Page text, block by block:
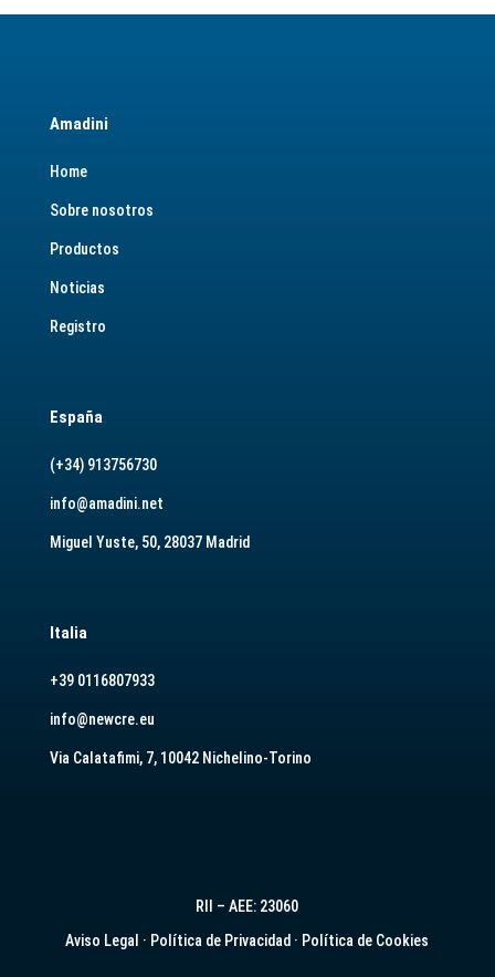
Amadini
Home
Sobre nosotros
Productos
Noticias
Registro
España
(+34) 913756730
info@amadini.net
Miguel Yuste, 50, 28037 Madrid
Italia
+39 0116807933
info@newcre.eu
Via Calatafimi, 7, 10042 Nichelino-Torino
RII – AEE: 23060
Aviso Legal · Política de Privacidad · Política de Cookies